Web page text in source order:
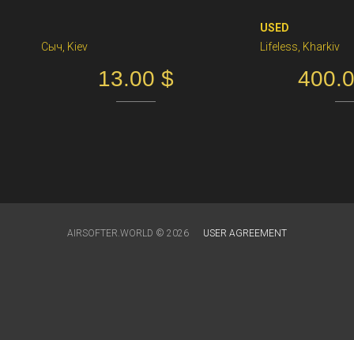
Cыч, Kiev
13.00 $
USED
Lifeless, Kharkiv
AIRSOFTER.WORLD © 2026 USER AGREEMENT